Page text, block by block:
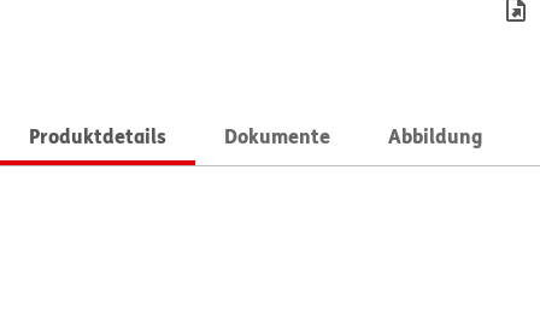
Produktdetails Dokumente Abbildung